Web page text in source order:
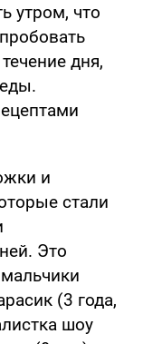
утром, что
дня,
и
стали
Это
(3 года,
шоу